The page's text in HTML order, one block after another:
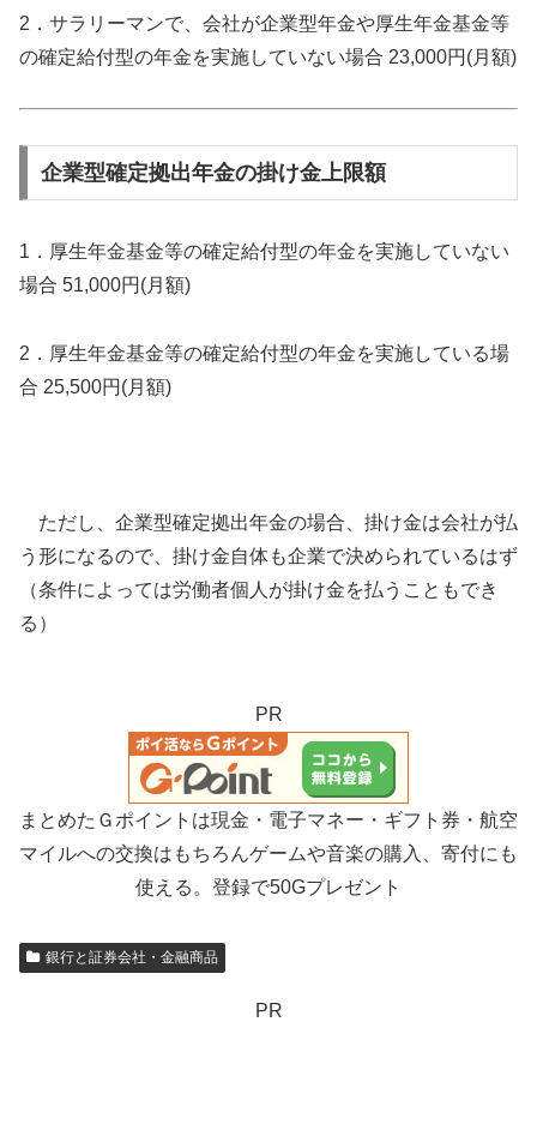
2．サラリーマンで、会社が企業型年金や厚生年金基金等
の確定給付型の年金を実施していない場合 23,000円(月額)
企業型確定拠出年金の掛け金上限額
1．厚生年金基金等の確定給付型の年金を実施していない
場合 51,000円(月額)
2．厚生年金基金等の確定給付型の年金を実施している場
合 25,500円(月額)
ただし、企業型確定拠出年金の場合、掛け金は会社が払
う形になるので、掛け金自体も企業で決められているはず
（条件によっては労働者個人が掛け金を払うこともでき
る）
PR
まとめたＧポイントは現金・電子マネー・ギフト券・航空
マイルへの交換はもちろんゲームや音楽の購入、寄付にも
使える。登録で50Gプレゼント
銀行と証券会社・金融商品
PR